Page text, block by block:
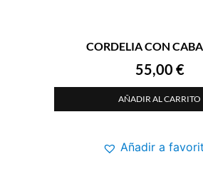
CORDELIA CON
55,00 €
AÑADIR AL CARRITO
Añadir a